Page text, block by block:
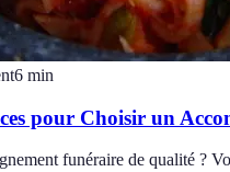
6 min
pour Choisir un
funéraire de qualité ?